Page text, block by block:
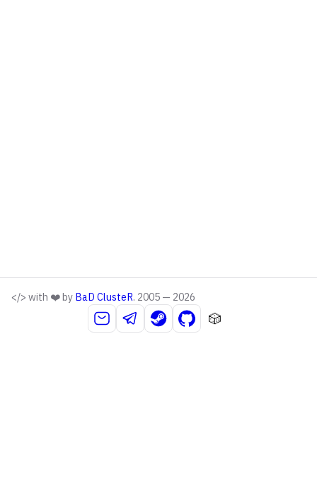
</> with ❤️ by BaD ClusteR. 2005 — 2026
EmailTelegram
SteamGitHubКомпиляция
🎲